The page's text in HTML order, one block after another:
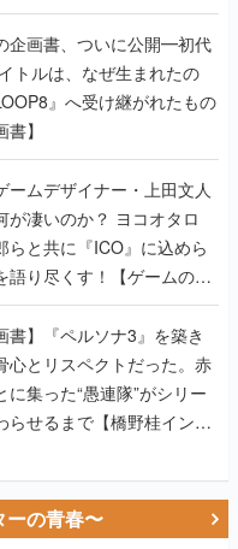
企画書、ついに公開━初代
トルは、なぜ生まれたの
』へ受け継がれたもの
】
ームデザイナー・上田文人
が凄いのか？ ヨコオタロ
らと共に『ICO』に込めら
語り尽くす！【ゲームの企
書】『ペルソナ3』を築き
心とリスペクトだった。赤
に集った“愚連隊”がシリー
らせるまで【橋野桂インタ
ーの青春〜